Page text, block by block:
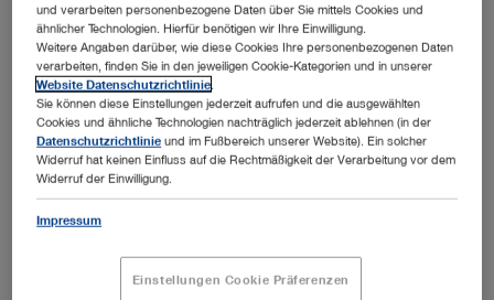
Die OR1-Sonderausstellung im TUTORAMA lädt am verkaufsoffenen Sonntag
in Tuttlingen zum Verweilen und Entdecken ein. Ein besonderes Highlight:
Zwei Audiobeiträge zur Geschichte und Gegenwart der hochmodernen OP-
Lösungen von KARL STORZ, gesprochen von Char
Tuttlingen – Am Sonntag, den 19. Oktober, öffnet das
TUTORAMA Mach-Mit-Museum der KARL STORZ Stiftung von
13 bis 18 Uhr im Rahmen des verkaufsoffenen Sonntags in
interaktive Exponate sowie die OR1-Sonderausstellung von
und verarbeiten personenbezogene Daten über Sie mittels Cookies und
ähnlicher Technologien. Hierfür benötigen wir Ihre Einwilligung.
Weitere Angaben darüber, wie diese Cookies Ihre personenbezogenen Daten
verarbeiten, finden Sie in den jeweiligen Cookie-Kategorien und in unserer
Website Datenschutzrichtlinie.
Sie können diese Einstellungen jederzeit aufrufen und die ausgewählten
Cookies und ähnliche Technologien nachträglich jederzeit ablehnen (in der
Datenschutzrichtlinie und im Fußbereich unserer Website). Ein solcher
Widerruf hat keinen Einfluss auf die Rechtmäßigkeit der Verarbeitung vor dem
Widerruf der Einwilligung.
Impressum
Einstellungen Cookie Präferenzen